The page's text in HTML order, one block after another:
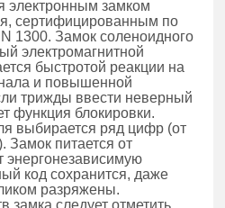
электронным замком
сертифицированным по
1300. Замок соленоидного
электромагнитной
быстротой реакции на
и повышенной
трижды ввести неверный
функция блокировки.
выбирается ряд цифр (от
Замок питается от
энергонезависимую
код сохранится, даже
разряжены.
замка следует отметить